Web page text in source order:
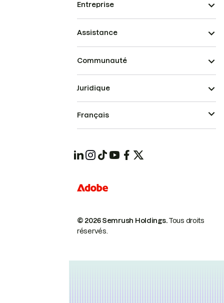
Entreprise
Assistance
Communauté
© 2026 Semrush Holdings.Tous droits
réservés.
Juridique
Français